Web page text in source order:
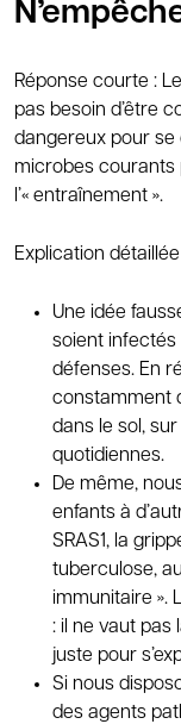
Réponse courte :
pas besoin d’être
dangereux pour se
microbes courants
l’« entraînement ».
Explication détaillée
Une idée
soient
défenses. En
constamment
dans le sol,
quotidiennes.
De même,
enfants à
SRAS1, la
tuberculose,
immunitaire ».
: il ne vaut pas
juste pour
Si nous
des agents